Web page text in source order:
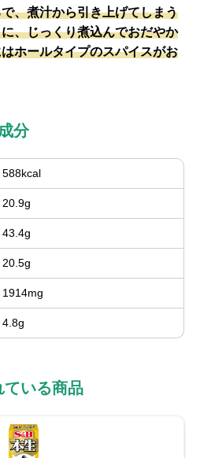
、煮汁から引き上げてしまう
、じっくり煮込んでおだやか
ホールタイプのスパイスがお
分
588kcal
20.9g
43.4g
20.5g
1914mg
4.8g
ている商品